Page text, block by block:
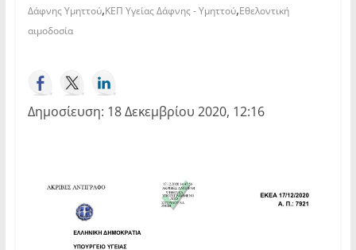
Δάφνης Υμηττού,ΚΕΠ Υγείας Δάφνης - Υμηττού,Εθελοντική
αιμοδοσία
Δημοσίευση: 18 Δεκεμβρίου 2020, 12:16